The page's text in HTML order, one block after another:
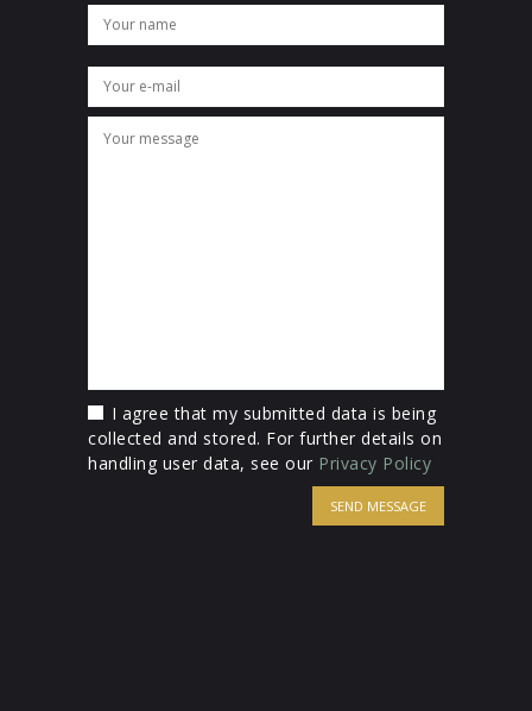
I agree that my submitted data is being
collected and stored. For further details on
handling user data, see our Privacy Policy
SEND MESSAGE